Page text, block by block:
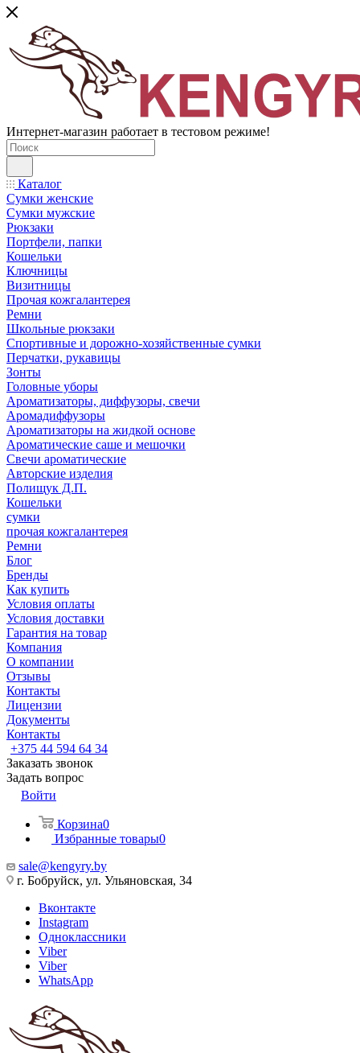
Интернет-магазин работает в тестовом режиме!
Каталог
Сумки женские
Сумки мужские
Рюкзаки
Портфели, папки
Кошельки
Ключницы
Визитницы
Прочая кожгалантерея
Ремни
Школьные рюкзаки
Спортивные и дорожно-хозяйственные сумки
Перчатки, рукавицы
Зонты
Головные уборы
Ароматизаторы, диффузоры, свечи
Аромадиффузоры
Ароматизаторы на жидкой основе
Ароматические саше и мешочки
Свечи ароматические
Авторские изделия
Полищук Д.П.
Кошельки
сумки
прочая кожгалантерея
Ремни
Блог
Бренды
Как купить
Условия оплаты
Условия доставки
Гарантия на товар
Компания
О компании
Отзывы
Контакты
Лицензии
Документы
Контакты
+375 44 594 64 34
Заказать звонок
Задать вопрос
Войти
Корзина0
Избранные товары0
sale@kengyry.by
г. Бобруйск, ул. Ульяновская, 34
Вконтакте
Instagram
Одноклассники
Viber
Viber
WhatsApp